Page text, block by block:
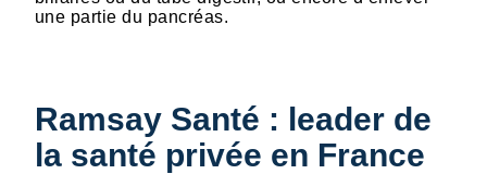
une partie du pancréas.
Ramsay Santé : leader de
la santé privée en France